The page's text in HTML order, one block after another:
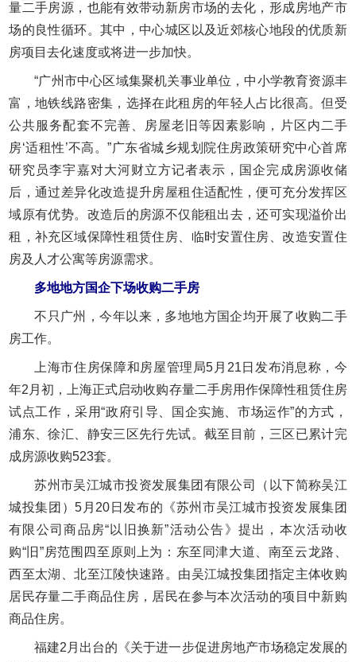
量二手房源，也能有效带动新房市场的去化，形成房地产市
场的良性循环。其中，中心城区以及近郊核心地段的优质新
房项目去化速度或将进一步加快。
“广州市中心区域集聚机关事业单位，中小学教育资源丰
富，地铁线路密集，选择在此租房的年轻人占比很高。但受
公共服务配套不完善、房屋老旧等因素影响，片区内二手
房‘适租性’不高。”广东省城乡规划院住房政策研究中心首席
研究员李宇嘉对大河财立方记者表示，国企完成房源收储
后，通过差异化改造提升房屋租住适配性，便可充分发挥区
域原有优势。改造后的房源不仅能租出去，还可实现溢价出
租，补充区域保障性租赁住房、临时安置住房、改造安置住
房及人才公寓等房源需求。
多地地方国企下场收购二手房
不只广州，今年以来，多地地方国企均开展了收购二手
房工作。
上海市住房保障和房屋管理局5月21日发布消息称，今
年2月初，上海正式启动收购存量二手房用作保障性租赁住房
试点工作，采用“政府引导、国企实施、市场运作”的方式，
浦东、徐汇、静安三区先行先试。截至目前，三区已累计完
成房源收购523套。
苏州市吴江城市投资发展集团有限公司（以下简称吴江
城投集团）5月20日发布的《苏州市吴江城市投资发展集团
有限公司商品房“以旧换新”活动公告》提出，本次活动收
购“旧”房范围四至原则上为：东至同津大道、南至云龙路、
西至太湖、北至江陵快速路。由吴江城投集团指定主体收购
居民存量二手商品住房，居民在参与本次活动的项目中新购
商品住房。
福建2月出台的《关于进一步促进房地产市场稳定发展的